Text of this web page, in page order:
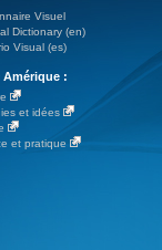
Visuel
Dictionary (en)
Visual (es)
Amérique :
et idées
et pratique